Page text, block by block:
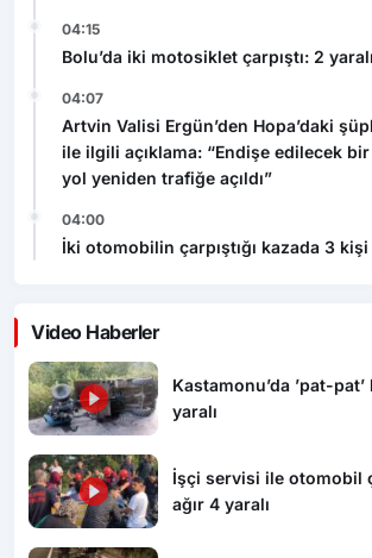
04:15
Bolu’da iki motosiklet çarpıştı: 2 yaralı
04:07
Artvin Valisi Ergün’den Hopa’daki
ile ilgili açıklama: “Endişe edilecek
yol yeniden trafiğe açıldı”
04:00
İki otomobilin çarpıştığı kazada 3 kişi
Video Haberler
Kastamonu’da ’pat-pat’
yaralı
İşçi servisi ile otomobil
ağır 4 yaralı